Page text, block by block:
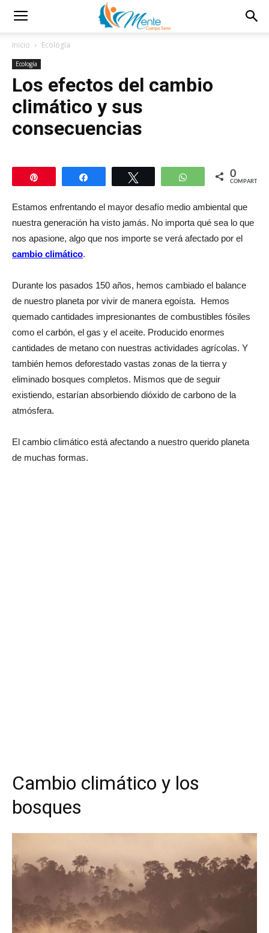
Inicio Ecología
Ecología
Los efectos del cambio
climático y sus
consecuencias
Compartir WhatsApp
0
COMPARTIR
Estamos enfrentando el mayor desafío medio ambiental que
nuestra generación ha visto jamás. No importa qué sea lo que
nos apasione, algo que nos importe se verá afectado por el
cambio climático.
Durante los pasados 150 años, hemos cambiado el balance
de nuestro planeta por vivir de manera egoísta. Hemos
quemado cantidades impresionantes de combustibles fósiles
como el carbón, el gas y el aceite. Producido enormes
cantidades de metano con nuestras actividades agrícolas. Y
también hemos deforestado vastas zonas de la tierra y
eliminado bosques completos. Mismos que de seguir
existiendo, estarían absorbiendo dióxido de carbono de la
atmósfera.
El cambio climático está afectando a nuestro querido planeta
de muchas formas.
Cambio climático y los
bosques